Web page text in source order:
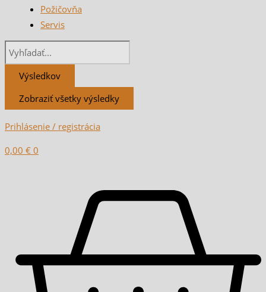
Požičovňa
Servis
Výsledkov
Zobraziť všetky výsledky
Prihlásenie / registrácia
0,00 € 0